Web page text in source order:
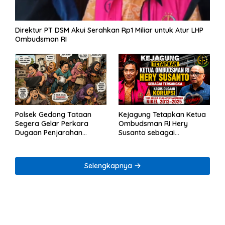
Direktur PT DSM Akui Serahkan Rp1 Miliar untuk Atur LHP
Ombudsman RI
Polsek Gedong Tataan
Segera Gelar Perkara
Dugaan Penjarahan
Kejagung Tetapkan Ketua
Ombudsman RI Hery
Susanto sebagai
Tambang Nikel
Selengkapnya